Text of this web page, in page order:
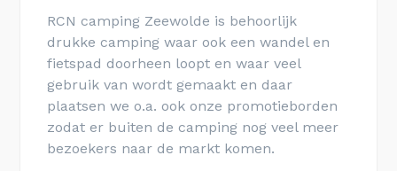
RCN camping Zeewolde is behoorlijk
drukke camping waar ook een wandel en
fietspad doorheen loopt en waar veel
gebruik van wordt gemaakt en daar
plaatsen we o.a. ook onze promotieborden
zodat er buiten de camping nog veel meer
bezoekers naar de markt komen.